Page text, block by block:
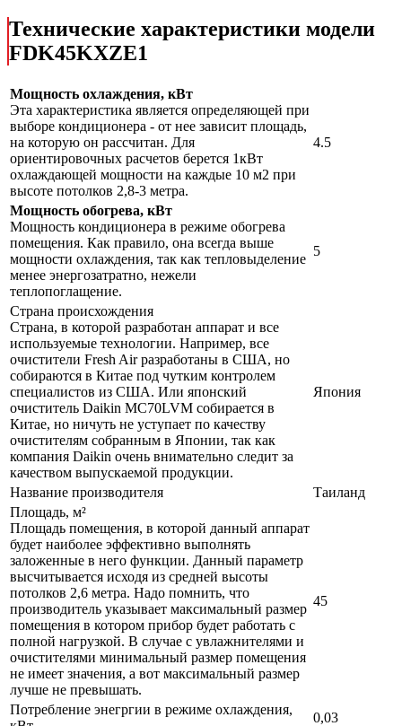
Технические характеристики модели
FDK45KXZE1
Мощность охлаждения, кВт
Эта характеристика является определяющей при
выборе кондиционера - от нее зависит площадь,
на которую он рассчитан. Для
ориентировочных расчетов берется 1кВт
охлаждающей мощности на каждые 10 м2 при
высоте потолков 2,8-3 метра.
4.5
Мощность обогрева, кВт
Мощность кондиционера в режиме обогрева
помещения. Как правило, она всегда выше
мощности охлаждения, так как тепловыделение
менее энергозатратно, нежели
теплопоглащение.
5
Страна происхождения
Страна, в которой разработан аппарат и все
используемые технологии. Например, все
очистители Fresh Air разработаны в США, но
собираются в Китае под чутким контролем
специалистов из США. Или японский
очиститель Daikin MC70LVM собирается в
Китае, но ничуть не уступает по качеству
очистителям собранным в Японии, так как
компания Daikin очень внимательно следит за
качеством выпускаемой продукции.
Япония
Название производителя
Таиланд
Площадь, м²
Площадь помещения, в которой данный аппарат
будет наиболее эффективно выполнять
заложенные в него функции. Данный параметр
высчитывается исходя из средней высоты
потолков 2,6 метра. Надо помнить, что
производитель указывает максимальный размер
помещения в котором прибор будет работать с
полной нагрузкой. В случае с увлажнителями и
очистителями минимальный размер помещения
не имеет значения, а вот максимальный размер
лучше не превышать.
45
Потребление энегргии в режиме охлаждения,
0,03